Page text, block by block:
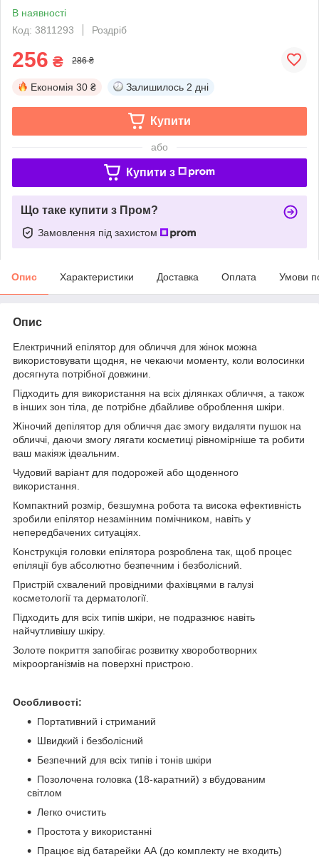
В наявності
Код: 3811293
Роздріб
256 ₴ 286 ₴
Економія 30 ₴ Залишилось 2 дні
Купити
або
Купити з
Що таке купити з Пром?
Замовлення під захистом
Опис Характеристики Доставка Оплата Умови
Опис
Електричний епілятор для обличчя для жінок можна
використовувати щодня, не чекаючи моменту, коли волосинки
досягнута потрібної довжини.
Підходить для використання на всіх ділянках обличчя, а також
в інших зон тіла, де потрібне дбайливе оброблення шкіри.
Жіночий депілятор для обличчя дає змогу видаляти пушок на
обличчі, даючи змогу лягати косметиці рівномірніше та робити
ваш макіяж ідеальним.
Чудовий варіант для подорожей або щоденного
використання.
Компактний розмір, безшумна робота та висока ефективність
зробили епілятор незамінним помічником, навіть у
непередбачених ситуаціях.
Конструкція головки епілятора розроблена так, щоб процес
епіляції був абсолютно безпечним і безболісний.
Пристрій схвалений провідними фахівцями в галузі
косметології та дерматології.
Підходить для всіх типів шкіри, не подразнює навіть
найчутливішу шкіру.
Золоте покриття запобігає розвитку хвороботворних
мікроорганізмів на поверхні пристрою.
Особливості:
Портативний і стриманий
Швидкий і безболісний
Безпечний для всіх типів і тонів шкіри
Позолочена головка (18-каратний) з вбудованим
світлом
Легко очистить
Простота у використанні
Працює від батарейки АА (до комплекту не входить)